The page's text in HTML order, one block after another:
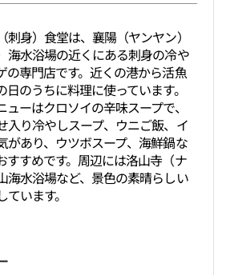
刺身）食堂は、襄陽（ヤンヤン）
海水浴場の近くにある刺身の冷や
の専門店です。近くの港から活魚
のうちに料理に使っています。
ューはクロソイの辛味スープで、
入り冷やしスープ、ウニご飯、イ
があり、ウツボスープ、海鮮鍋な
すすめです。周辺には洛山寺（ナ
海水浴場など、景色の素晴らしい
います。